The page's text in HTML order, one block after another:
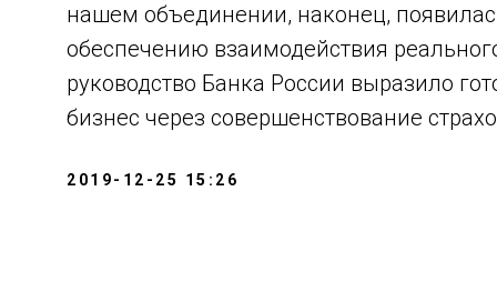
нашем объединении, наконец,
обеспечению взаимодействия
руководство Банка России выразило
бизнес через совершенствование
2019-12-25 15:26